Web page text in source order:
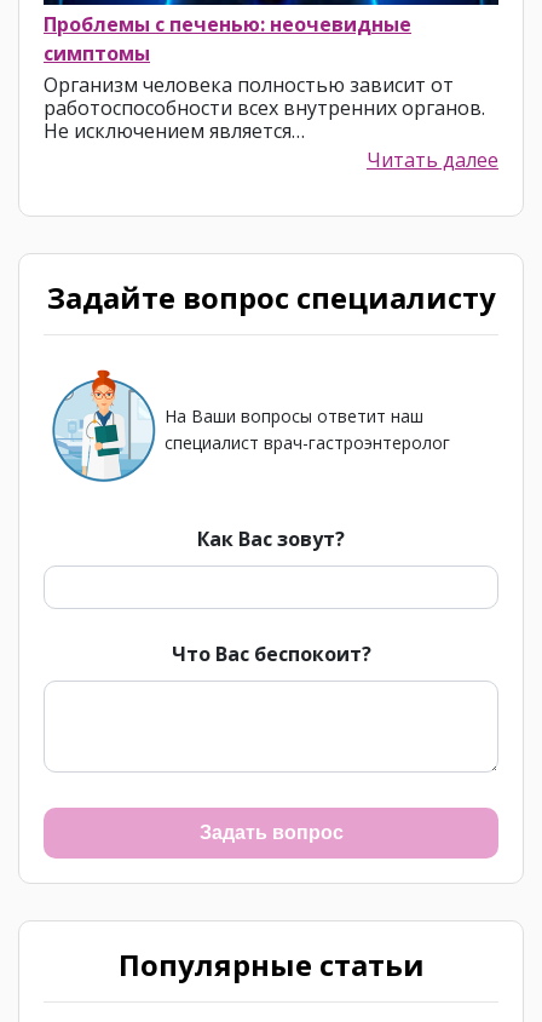
Проблемы с печенью: неочевидные
симптомы
Организм человека полностью зависит от
работоспособности всех внутренних органов.
Не исключением является…
Читать далее
Задайте вопрос специалисту
На Ваши вопросы ответит наш
специалист врач-гастроэнтеролог
Как Вас зовут?
Что Вас беспокоит?
Задать вопрос
Популярные статьи